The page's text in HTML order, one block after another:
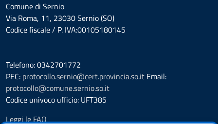
Comune di Sernio
Via Roma, 11, 23030 Sernio (SO)
Codice fiscale / P. IVA:00105180145
Telefono: 0342701772
PEC: protocollo.sernio@cert.provincia.so.it Email:
protocollo@comune.sernio.so.it
Codice univoco ufficio: UFT385
Leggi le FAQ